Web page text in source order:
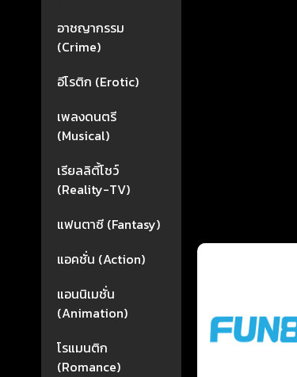
อาชญากรรม
(Crime)
อีโรติก (Erotic)
เพลงดนตรี
(Musical)
เรียลลิตี้โชว์
(Reality-TV)
แฟนตาซี (Fantasy)
แอคชั่น (Action)
แอนนิเมชั่น
(Animation)
โรแมนติก
(Romance)